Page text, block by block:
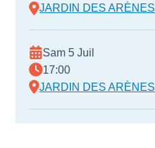
JARDIN DES ARÈNES
Sam 5 Juil
17:00
JARDIN DES ARÈNES